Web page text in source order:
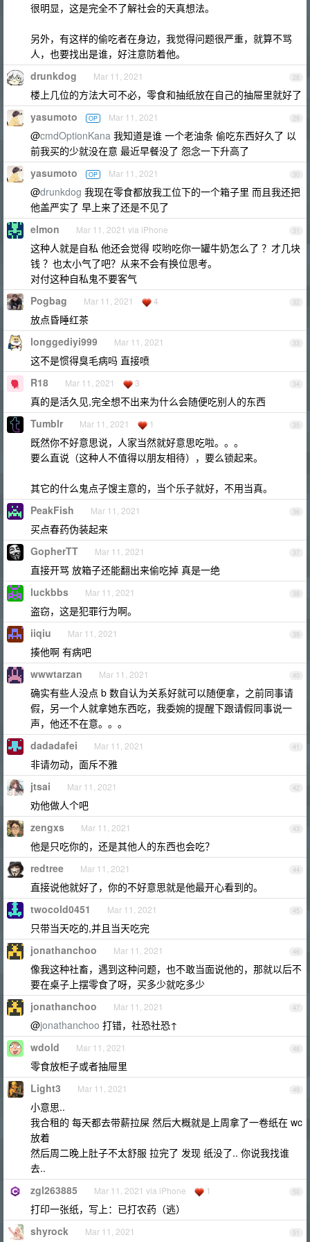
很明显，这是完全不了解社会的天真想法。
另外，有这样的偷吃者在身边，我觉得问题很严重，就算不骂
人，也要找出是谁，好注意防着他。
28
drunkdog Mar 11, 2021
楼上几位的方法大可不必，零食和抽纸放在自己的抽屉里就好了
29
yasumoto OP Mar 11, 2021
@cmdOptionKana 我知道是谁 一个老油条 偷吃东西好久了 以
前我买的少就没在意 最近早餐没了 怨念一下升高了
30
yasumoto OP Mar 11, 2021
@drunkdog 我现在零食都放我工位下的一个箱子里 而且我还把
他盖严实了 早上来了还是不见了
31
elmon Mar 11, 2021 via iPhone
这种人就是自私 他还会觉得 哎哟吃你一罐牛奶怎么了 ？才几块
钱 ？也太小气了吧？从来不会有换位思考。
对付这种自私鬼不要客气
32
Pogbag Mar 11, 2021 4
放点昏睡红茶
33
longgediyi999 Mar 11, 2021
这不是惯得臭毛病吗 直接喷
34
R18 Mar 11, 2021 3
真的是活久见,完全想不出来为什么会随便吃别人的东西
35
Tumblr Mar 11, 2021 1
既然你不好意思说，人家当然就好意思吃啦。。。
要么直说（这种人不值得以朋友相待），要么锁起来。
其它的什么鬼点子馊主意的，当个乐子就好，不用当真。
36
PeakFish Mar 11, 2021
买点春药伪装起来
37
GopherTT Mar 11, 2021
直接开骂 放箱子还能翻出来偷吃掉 真是一绝
38
luckbbs Mar 11, 2021
盗窃，这是犯罪行为啊。
39
iiqiu Mar 11, 2021
揍他啊 有病吧
40
wwwtarzan Mar 11, 2021
确实有些人没点 b 数自认为关系好就可以随便拿，之前同事请
假，另一个人就拿她东西吃，我委婉的提醒下跟请假同事说一
声，他还不在意。。。
41
dadadafei Mar 11, 2021
非请勿动，面斥不雅
42
jtsai Mar 11, 2021
劝他做人个吧
43
zengxs Mar 11, 2021
他是只吃你的，还是其他人的东西也会吃？
44
redtree Mar 11, 2021
直接说他就好了，你的不好意思就是他最开心看到的。
45
twocold0451 Mar 11, 2021
只带当天吃的,并且当天吃完
46
jonathanchoo Mar 11, 2021
像我这种社畜，遇到这种问题，也不敢当面说他的，那就以后不
要在桌子上摆零食了呀，买多少就吃多少
47
jonathanchoo Mar 11, 2021
@jonathanchoo 打错，社恐社恐↑
48
wdold Mar 11, 2021
零食放柜子或者抽屉里
49
Light3 Mar 11, 2021
小意思..
我合租的 每天都去带薪拉屎 然后大概就是上周拿了一卷纸在 wc
放着
然后周二晚上肚子不太舒服 拉完了 发现 纸没了.. 你说我找谁
去..
50
zgl263885 Mar 11, 2021 via iPhone 1
打印一张纸，写上：已打农药（逃）
51
shyrock Mar 11, 2021